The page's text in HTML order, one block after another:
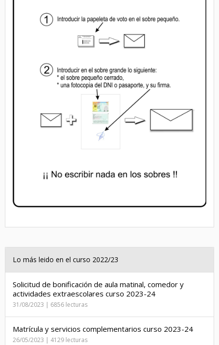
Lo más leido en el curso 2022/23
Solicitud de bonificación de aula matinal, comedor y
actividades extraescolares curso 2023-24
31/08/2023 | 6856 lecturas
Matrícula y servicios complementarios curso 2023-24
26/05/2023 | 4129 lecturas